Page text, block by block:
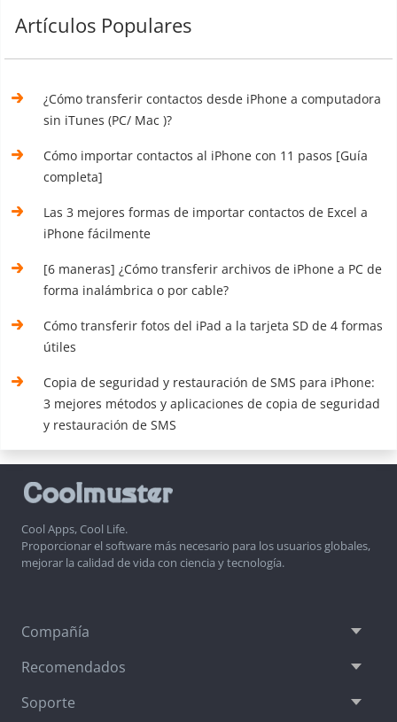
Artículos Populares
¿Cómo transferir contactos desde iPhone a computadora
sin iTunes (PC/ Mac )?
Cómo importar contactos al iPhone con 11 pasos [Guía
completa]
Las 3 mejores formas de importar contactos de Excel a
iPhone fácilmente
[6 maneras] ¿Cómo transferir archivos de iPhone a PC de
forma inalámbrica o por cable?
Cómo transferir fotos del iPad a la tarjeta SD de 4 formas
útiles
Copia de seguridad y restauración de SMS para iPhone:
3 mejores métodos y aplicaciones de copia de seguridad
y restauración de SMS
Cool Apps, Cool Life.
Proporcionar el software más necesario para los usuarios globales,
mejorar la calidad de vida con ciencia y tecnología.
Compañía
Recomendados
Soporte